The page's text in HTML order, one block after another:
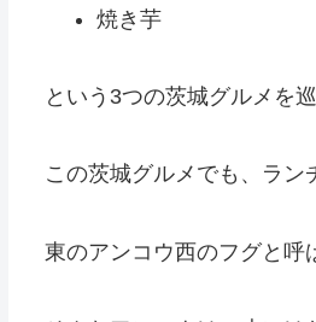
焼き芋
という3つの茨城グルメを巡
この茨城グルメでも、ラン
東のアンコウ西のフグと呼